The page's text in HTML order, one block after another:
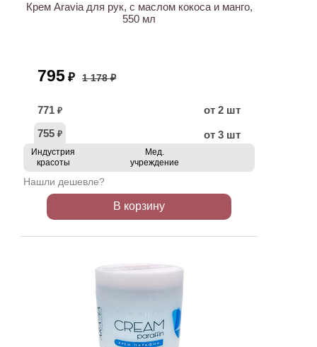
Крем Aravia для рук, с маслом кокоса и манго,
550 мл
795 ₽ 1 178 ₽
771 ₽
от 2 шт
755 ₽ от 3 шт
Индустрия
красоты
Мед.
учреждение
Нашли дешевле?
В корзину